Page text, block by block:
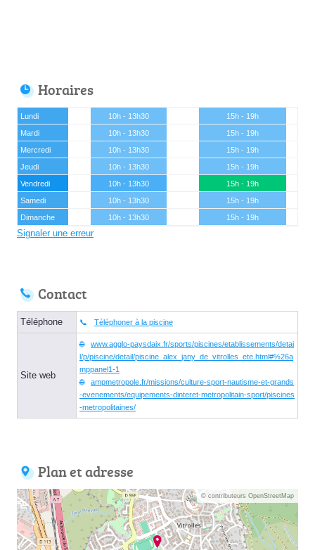
Horaires
Lundi 10h - 13h30
15h - 19h
Mardi
10h - 13h30
15h - 19h
Mercredi
10h - 13h30
15h - 19h
Jeudi
10h - 13h30
15h - 19h
Vendredi
10h - 13h30
15h - 19h
Samedi
10h - 13h30
15h - 19h
Dimanche
10h - 13h30 15h - 19h
Signaler une erreur
Contact
Téléphone Téléphoner à la piscine
Site web
www.agglo-paysdaix.fr/sports/piscines/etablissements/detai
l/p/piscine/detail/piscine_alex_jany_de_vitrolles_ete.html#%26a
mppanel1-1
ampmetropole.fr/missions/culture-sport-nautisme-et-grands
-evenements/equipements-dinteret-metropolitain-sport/piscines
-metropolitaines/
Plan et adresse
© contributeurs OpenStreetMap